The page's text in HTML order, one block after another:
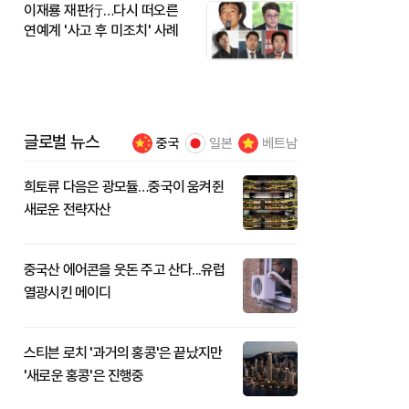
이재룡 재판行…다시 떠오른
연예계 '사고 후 미조치' 사례
글로벌 뉴스 중국 일본 베트남
희토류 다음은 광모듈…중국이 움켜쥔
새로운 전략자산
중국산 에어콘을 웃돈 주고 산다...유럽
열광시킨 메이디
스티븐 로치 '과거의 홍콩'은 끝났지만
'새로운 홍콩'은 진행중